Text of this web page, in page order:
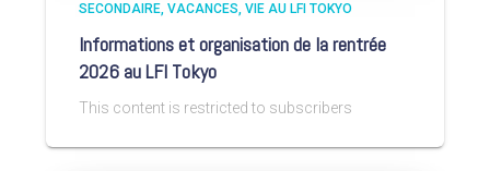
SECONDAIRE VACANCES VIE AU LFI TOKYO
Informations et organisation de la rentrée
2026 au LFI Tokyo
This content is restricted to subscribers